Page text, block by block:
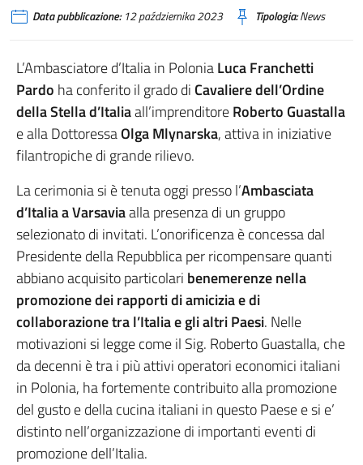
Data pubblicazione:12 października 2023 Tipologia:News
L’Ambasciatore d’Italia in PoloniaLuca Franchetti
Pardo ha conferito il grado di Cavaliere dell’Ordine
della Stella d’Italiaall’imprenditoreRoberto Guastalla
e alla DottoressaOlga Mlynarska, attiva in iniziative
filantropiche di grande rilievo.
La cerimonia si è tenuta oggi presso l’Ambasciata
d’Italia a Varsaviaalla presenza di un gruppo
selezionato di invitati. L’onorificenza è concessa dal
Presidente della Repubblica per ricompensare quanti
abbiano acquisito particolari benemerenze nella
promozione dei rapporti di amicizia e di
collaborazione tra l’Italia e gli altri Paesi. Nelle
motivazioni si legge come il Sig. Roberto Guastalla, che
da decenni è tra i più attivi operatori economici italiani
in Polonia, ha fortemente contribuito alla promozione
del gusto e della cucina italiani in questo Paese e si e’
distinto nell’organizzazione di importanti eventi di
promozione dell’Italia.